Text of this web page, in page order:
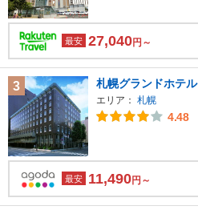
最安 27,040円～
3 札幌グランドホテル
エリア： 札幌
4.48
最安 11,490円～